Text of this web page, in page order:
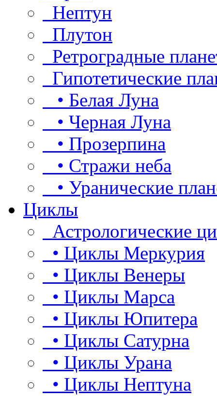
Нептун
Плутон
Ретроградные
Гипотетические
• Белая Луна
• Черная Луна
• Прозерпина
• Стражи неба
• Уранические
Циклы
Астрологические
• Циклы Меркурия
• Циклы Венеры
• Циклы Марса
• Циклы Юпитера
• Циклы Сатурна
• Циклы Урана
• Циклы Нептуна